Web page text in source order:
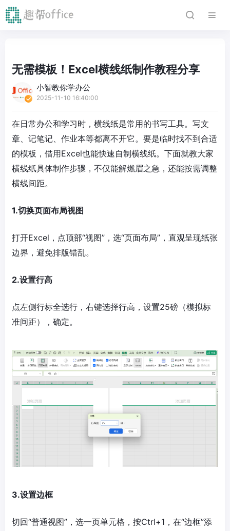
无需模板！Excel横线纸制作教程分享
小智教你学办公
2025-11-10 16:40:00
在日常办公和学习时，横线纸是常用的书写工具。写文
章、记笔记、作业本等都离不开它。要是临时找不到合适
的模板，借用Excel也能快速自制横线纸。下面就教大家
横线纸具体制作步骤，不仅能解燃眉之急，还能按需调整
横线间距。
1.切换页面布局视图
打开Excel，点顶部“视图”，选“页面布局”，直观呈现纸张
边界，避免排版错乱。
2.设置行高
点左侧行标全选行，右键选择行高，设置25磅（模拟标
准间距），确定。
3.设置边框
切回“普通视图”，选一页单元格，按Ctrl+1，在“边框”添